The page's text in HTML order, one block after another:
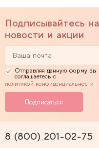
Подписывайтесь на
новости и акции
Отправляя данную форму вы
соглашаетесь с
политикой конфиденциальности
8 (800) 201-02-75